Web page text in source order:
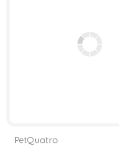
PetQuatro